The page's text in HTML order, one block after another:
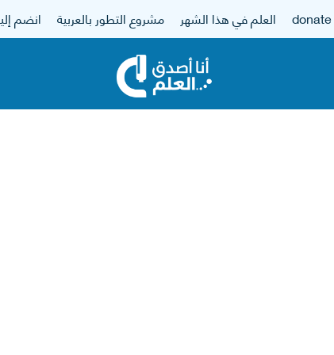
العلم في هذا الشهر مشروع التطور بالعربية انضم